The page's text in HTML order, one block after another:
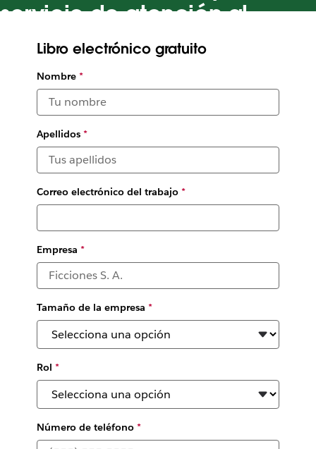
servicio de atención al
cliente excepcional
Aprende a liberar tu potencial de productividad del servicio
de atención al cliente con Slack
Ilustración deJustina Leisyte
Libro electrónico gratuito
Nombre*
Apellidos*
Correo electrónico del trabajo*
Empresa *
Tamaño de la empresa *
Rol *
Número de teléfono*